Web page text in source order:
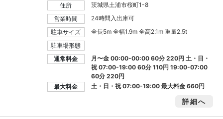
住所
茨城県土浦市桜町1-8
営業時間
24時間入出庫可
駐車サイズ
全長5m 全幅1.9m 全高2.1m 重量2.5t
駐車場形態
通常料金
月〜金 00:00-00:00 60分 220円 土・日・
祝 07:00-19:00 60分 110円 19:00-07:00
60分 220円
最大料金
土・日・祝 07:00-19:00 最大料金660円
詳細へ